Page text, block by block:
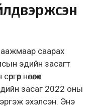
аажмаар саарах
эдийн засагт
нөлөөлөх
засаг 2022 оны
эхэлсэн. Энэ